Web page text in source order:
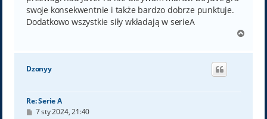
swoje konsekwentnie i także bardzo dobrze punktuje.
Dodatkowo wszystkie siły wkładają w serieA
g
Dzonyy
Re: Serie A
P7 sty 2024, 21:40